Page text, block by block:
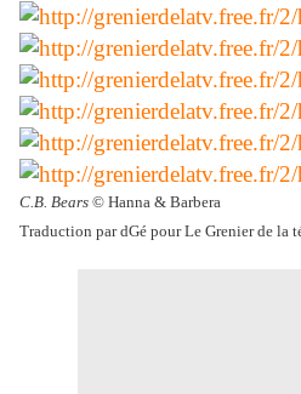
C.B. Bears © Hanna & Barbera
Traduction par dGé pour Le Grenier de la